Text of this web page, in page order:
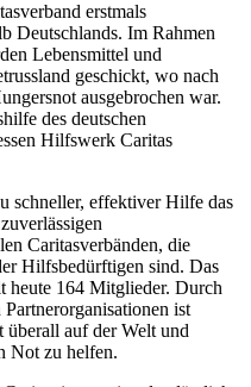
erstmals
Deutschlands. Im Rahmen
Lebensmittel und
geschickt, wo nach
ausgebrochen war.
des deutschen
Hilfswerk Caritas
schneller, effektiver Hilfe das
Caritasverbänden, die
Hilfsbedürftigen sind. Das
heute 164 Mitglieder. Durch
ist
überall auf der Welt und
Not zu helfen.